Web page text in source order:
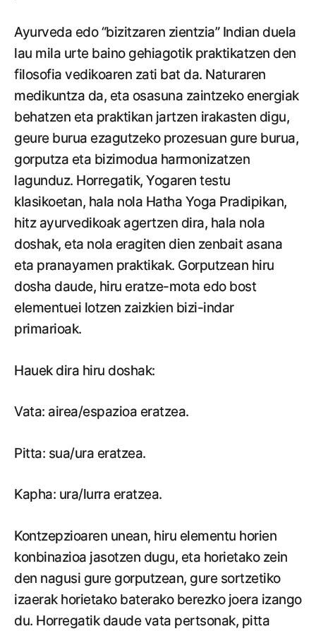
Ayurveda edo “bizitzaren zientzia” Indian duela
lau mila urte baino gehiagotik praktikatzen den
filosofia vedikoaren zati bat da. Naturaren
medikuntza da, eta osasuna zaintzeko energiak
behatzen eta praktikan jartzen irakasten digu,
geure burua ezagutzeko prozesuan gure burua,
gorputza eta bizimodua harmonizatzen
lagunduz. Horregatik, Yogaren testu
klasikoetan, hala nola Hatha Yoga Pradipikan,
hitz ayurvedikoak agertzen dira, hala nola
doshak, eta nola eragiten dien zenbait asana
eta pranayamen praktikak. Gorputzean hiru
dosha daude, hiru eratze-mota edo bost
elementuei lotzen zaizkien bizi-indar
primarioak.
Hauek dira hiru doshak:
Vata: airea/espazioa eratzea.
Pitta: sua/ura eratzea.
Kapha: ura/lurra eratzea.
Kontzepzioaren unean, hiru elementu horien
konbinazioa jasotzen dugu, eta horietako zein
den nagusi gure gorputzean, gure sortzetiko
izaerak horietako baterako berezko joera izango
du. Horregatik daude vata pertsonak, pitta